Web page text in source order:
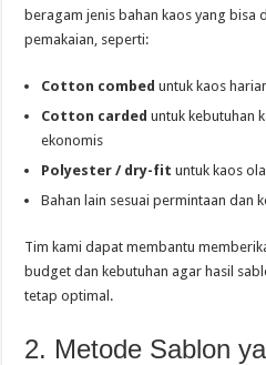
beragam jenis bahan kaos yang bisa
pemakaian, seperti:
Cotton combed untuk kaos
Cotton carded untuk kebutuhan
ekonomis
Polyester / dry-fit untuk kaos
Bahan lain sesuai permintaan dan
Tim kami dapat membantu
budget dan kebutuhan agar hasil
tetap optimal.
2. Metode Sablon